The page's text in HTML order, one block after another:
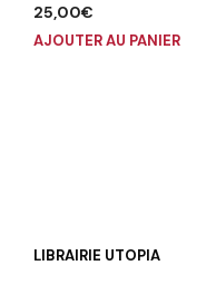
25,00€
AJOUTER AU PANIER
LIBRAIRIE UTOPIA